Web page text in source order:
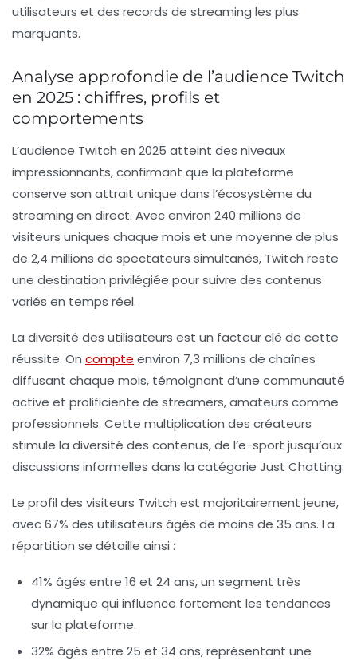
utilisateurs et des records de streaming les plus
marquants.
Analyse approfondie de l’audience Twitch
en 2025 : chiffres, profils et
comportements
L’audience Twitch en 2025 atteint des niveaux
impressionnants, confirmant que la plateforme
conserve son attrait unique dans l’écosystème du
streaming en direct. Avec environ 240 millions de
visiteurs uniques chaque mois et une moyenne de plus
de 2,4 millions de spectateurs simultanés, Twitch reste
une destination privilégiée pour suivre des contenus
variés en temps réel.
La diversité des utilisateurs est un facteur clé de cette
réussite. On compte environ 7,3 millions de chaînes
diffusant chaque mois, témoignant d’une communauté
active et prolificiente de streamers, amateurs comme
professionnels. Cette multiplication des créateurs
stimule la diversité des contenus, de l’e-sport jusqu’aux
discussions informelles dans la catégorie Just Chatting.
Le profil des visiteurs Twitch est majoritairement jeune,
avec67% des utilisateurs âgés de moins de 35 ans. La
répartition se détaille ainsi :
41% âgés entre 16 et 24 ans, un segment très
dynamique qui influence fortement les tendances
sur la plateforme.
32% âgés entre 25 et 34 ans, représentant une